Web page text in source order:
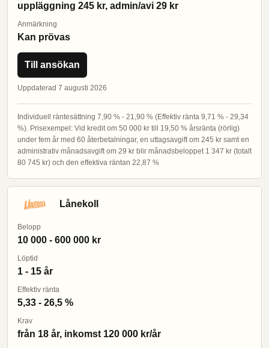
uppläggning 245 kr, admin/avi 29 kr
Anmärkning
Kan prövas
Till ansökan
Uppdaterad 7 augusti 2026
Individuell räntesättning 7,90 % - 21,90 % (Effektiv ränta 9,71 % - 29,34
%). Prisexempel: Vid kredit om 50 000 kr till 19,50 % årsränta (rörlig)
under fem år med 60 återbetalningar, en uttagsavgift om 245 kr samt en
administrativ månadsavgift om 29 kr blir månadsbeloppet 1 347 kr (totalt
80 745 kr) och den effektiva räntan 22,87 %
Lånekoll
Belopp
10 000 - 600 000 kr
Löptid
1 - 15 år
Effektiv ränta
5,33 - 26,5 %
Krav
från 18 år, inkomst 120 000 kr/år